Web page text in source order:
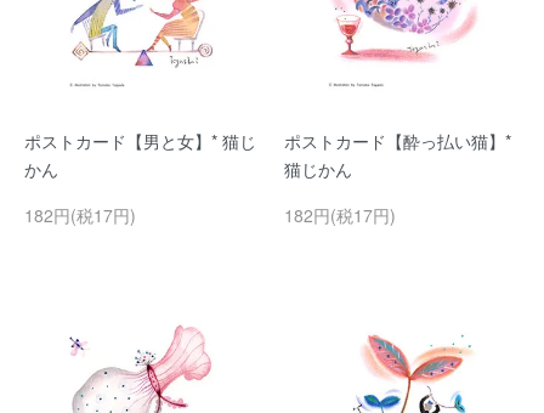
ポストカード【男と女】* 猫じ
かん
182円(税17円)
ポストカード【酔っ払い猫】*
猫じかん
182円(税17円)